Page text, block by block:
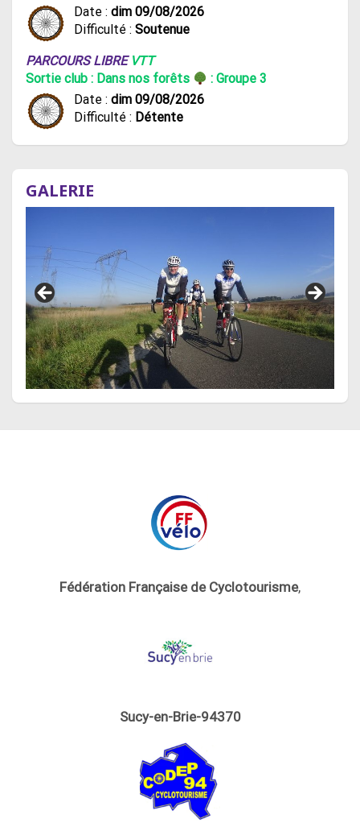
Date : dim 09/08/2026
Difficulté : Soutenue
PARCOURS LIBRE VTT
Sortie club : Dans nos forêts
: Groupe 3
Date : dim 09/08/2026
Difficulté : Détente
GALERIE
Fédération Française de Cyclotourisme,
Sucy-en-Brie-94370